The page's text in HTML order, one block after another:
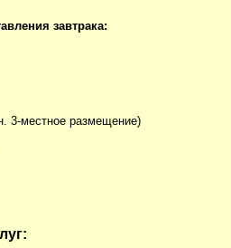
завтрака:
3-местное размещение)